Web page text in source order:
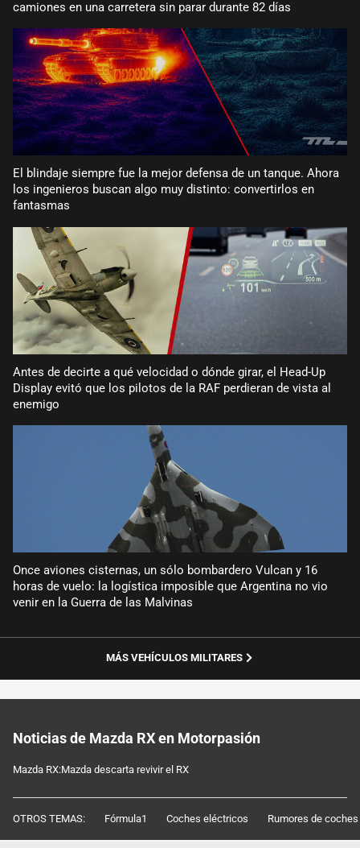
camiones en una carretera sin parar durante 82 días
El blindaje siempre fue la mejor defensa de un tanque. Ahora
los ingenieros buscan algo muy distinto: convertirlos en
fantasmas
Antes de decirte a qué velocidad o dónde girar, el Head-Up
Display evitó que los pilotos de la RAF perdieran de vista al
enemigo
Once aviones cisternas, un sólo bombardero Vulcan y 16
horas de vuelo: la logística imposible que Argentina no vio
venir en la Guerra de las Malvinas
MÁS VEHÍCULOS MILITARES
Noticias de Mazda RX en Motorpasión
Mazda RX:Mazda descarta revivir el RX
OTROS TEMAS: Fórmula1 Coches eléctricos Rumores de coches